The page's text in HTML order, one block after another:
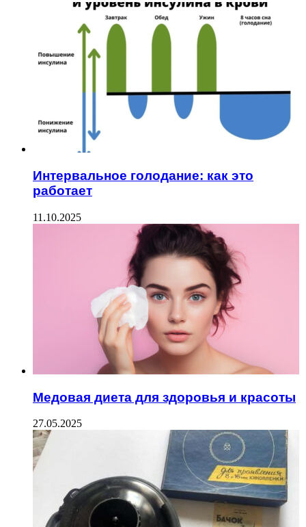
Интервальное голодание: как это
работает
11.10.2025
Медовая диета для здоровья и красоты
27.05.2025